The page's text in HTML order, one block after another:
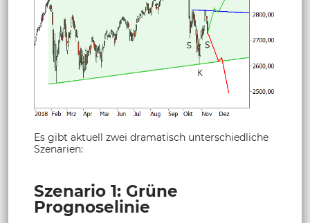
Es gibt aktuell zwei dramatisch unterschiedliche
Szenarien:
Szenario 1: Grüne
Prognoselinie